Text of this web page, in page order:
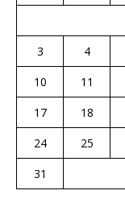
3
4
10
11
17
18
24
25
31